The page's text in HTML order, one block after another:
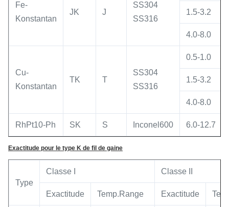
Fe-
Konstantan
JK J
SS304
SS316
1.5-3.2
4.0-8.0
Cu-
Konstantan
TK T
SS304
SS316
0.5-1.0
1.5-3.2
4.0-8.0
RhPt10-Ph SK S Inconel600 6.0-12.7
Exactitude pour le type K de fil de gaine
Type
Classe I Classe II
Exactitude Temp.Range Exactitude